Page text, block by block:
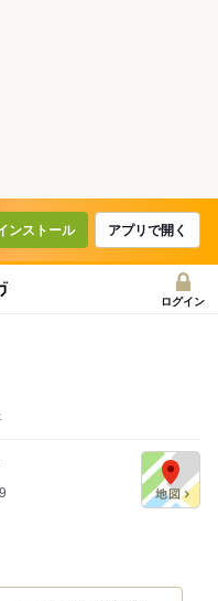
ンストール アプリで開く
ログイン